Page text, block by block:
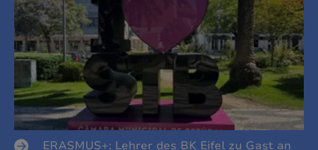
ERASMUS+: Lehrer des BK Eifel zu Gast an